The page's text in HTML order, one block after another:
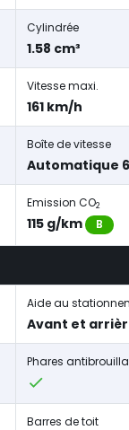
Cylindrée
1.58 cm³
Vitesse maxi.
161 km/h
Boîte de vitesse
Automatique
Emission CO2
115 g/km B
Aide au
Avant et
Phares
Barres de toit